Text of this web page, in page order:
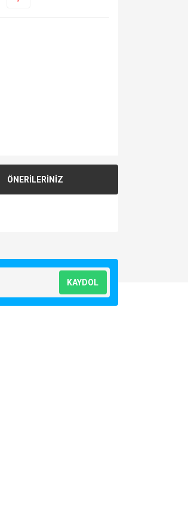
ÖNERİLERİNİZ
KAYDOL